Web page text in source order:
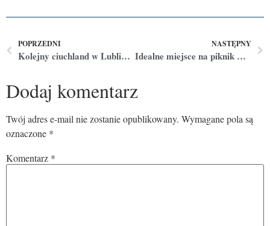
POPRZEDNI
Kolejny ciuchland w Lublinie! Tym razem w samym centrum miasta! Czy to najlepszy lumpeks w Lublinie?
NASTĘPNY
Idealne miejsce na piknik w Lublinie? — Tereny zielone dla miłośników natury
Dodaj komentarz
Twój adres e-mail nie zostanie opublikowany. Wymagane pola są
oznaczone *
Komentarz *